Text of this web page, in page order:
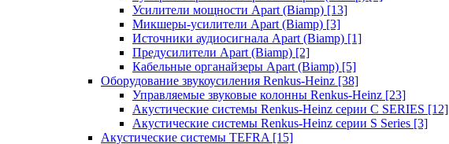
Усилители мощности Apart (Biamp) [13]
Микшеры-усилители Apart (Biamp) [3]
Источники аудиосигнала Apart (Biamp) [1]
Предусилители Apart (Biamp) [2]
Кабельные органайзеры Apart (Biamp) [5]
Оборудование звукоусиления Renkus-Heinz [38]
Управляемые звуковые колонны Renkus-Heinz [23]
Акустические системы Renkus-Heinz серии C SERIES [12]
Акустические системы Renkus-Heinz серии S Series [3]
Акустические системы TEFRA [15]